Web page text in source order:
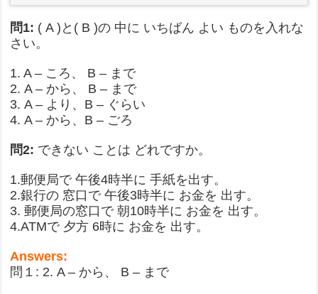
問1: ( A )と( B )の 中に いちばん よい ものを入れな
さい。
1. A – ころ、 B – まで
2. A – から、 B – まで
3. A – より、B – ぐらい
4. A – から、B – ごろ
問2: できない ことは どれですか。
1.郵便局で 午後4時半に 手紙を出す。
2.銀行の 窓口で 午後3時半に お金を 出す。
3. 郵便局の窓口で 朝10時半に お金を 出す。
4.ATMで 夕方 6時に お金を 出す。
Answers:
問１: 2. A – から、 B – まで